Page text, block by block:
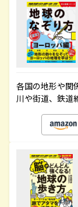
各国の地形や関
川や街道、鉄道